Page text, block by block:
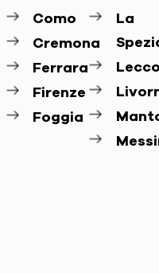
Como
Cremona
Ferrara
Firenze
Foggia
La
Lecco